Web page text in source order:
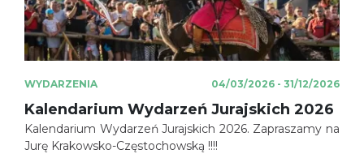
WYDARZENIA 04/03/2026 - 31/12/2026
Kalendarium Wydarzeń Jurajskich 2026
Kalendarium Wydarzeń Jurajskich 2026. Zapraszamy na
Jurę Krakowsko-Częstochowską !!!!